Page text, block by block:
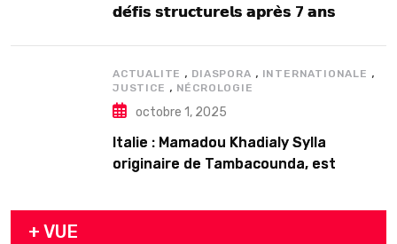
𝗱𝗲́𝗳𝗶𝘀 𝘀𝘁𝗿𝘂𝗰𝘁𝘂𝗿𝗲𝗹𝘀 𝗮𝗽𝗿𝗲̀𝘀 7 𝗮𝗻𝘀
ACTUALITE , DIASPORA , INTERNATIONALE ,
JUSTICE , NÉCROLOGIE
octobre 1, 2025
Italie : Mamadou Khadialy Sylla
originaire de Tambacounda, est
arrestation
+ VUE